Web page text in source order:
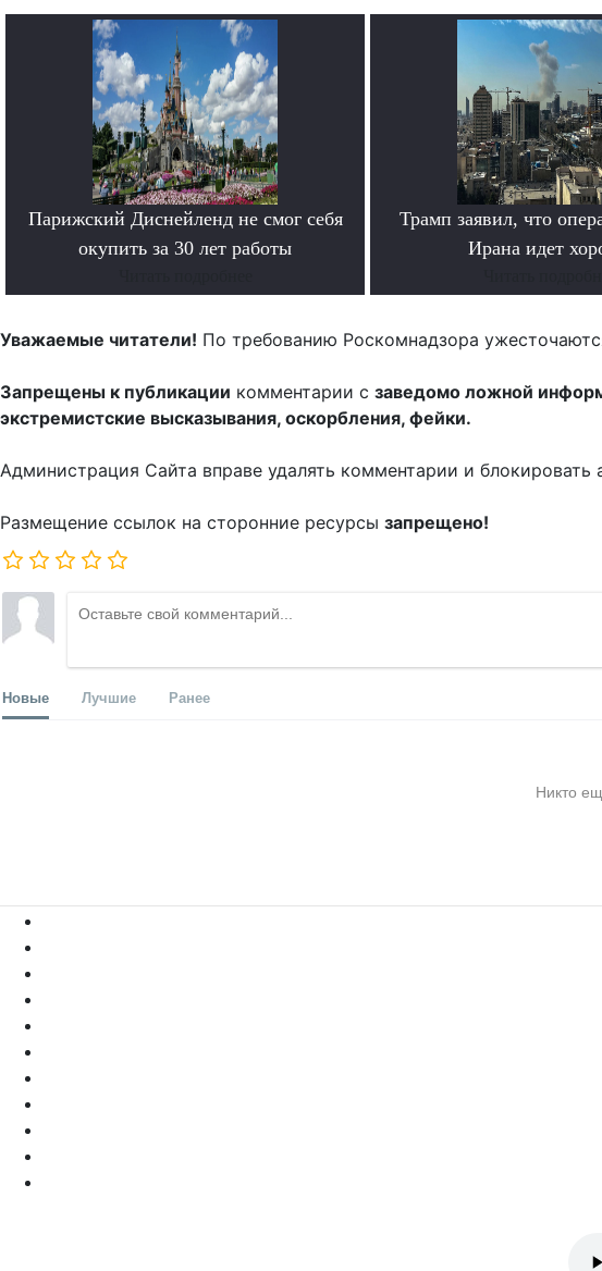
Парижский Диснейленд не смог себя
окупить за 30 лет работы
Трамп заявил, что
Ирана идет
Уважаемые читатели! По требованию Роскомнадзора
Запрещены к публикации комментарии с заведомо ложной
экстремистские высказывания, оскорбления, фейки.
Администрация Сайта вправе удалять комментарии и блокировать
Размещение ссылок на сторонние ресурсы запрещено!
Новые Лучшие Ранее
Никто